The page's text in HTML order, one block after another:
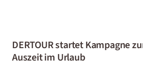
DERTOUR startet Kampagne
Auszeit im Urlaub